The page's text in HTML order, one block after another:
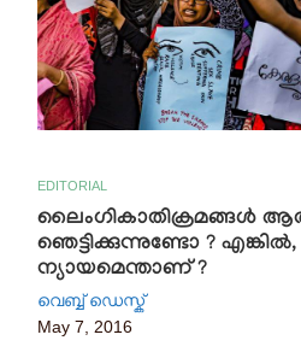
EDITORIAL
ലൈംഗികാതിക്രമങ്ങൾ
ഞെട്ടിക്കുന്നുണ്ടോ ?
ന്യായമെന്താണ് ?
വെബ്ബ് ഡെസ്ക്
May 7, 2016